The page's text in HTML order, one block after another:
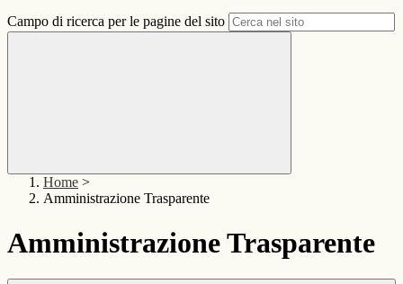
Campo di ricerca per le pagine del sito
Home >
Amministrazione Trasparente
Amministrazione Trasparente